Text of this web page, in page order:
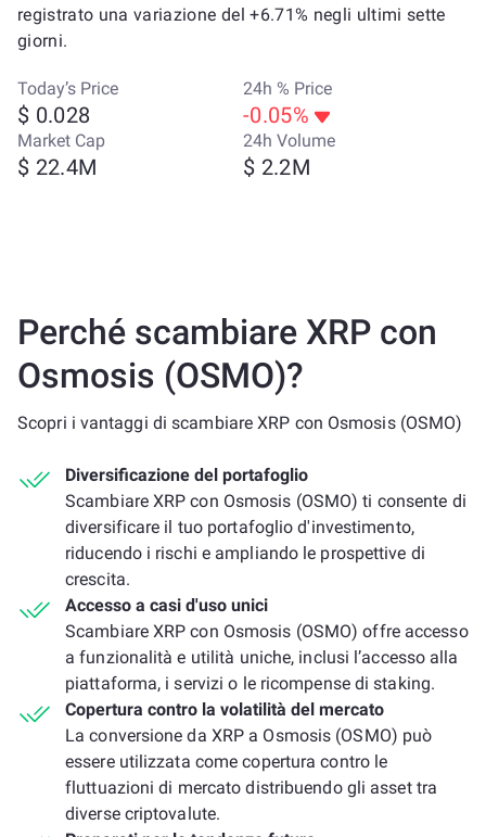
registrato una variazione del +6.71% negli ultimi sette
giorni.
Today’s Price
$ 0.028
24h % Price
-0.05%
Market Cap
$ 22.4M
24h Volume
$ 2.2M
Perché scambiare XRP con
Osmosis (OSMO)?
Scopri i vantaggi di scambiare XRP con Osmosis (OSMO)
Diversificazione del portafoglio
Scambiare XRP con Osmosis (OSMO) ti consente di
diversificare il tuo portafoglio d'investimento,
riducendo i rischi e ampliando le prospettive di
crescita.
Accesso a casi d'uso unici
Scambiare XRP con Osmosis (OSMO) offre accesso
a funzionalità e utilità uniche, inclusi l’accesso alla
piattaforma, i servizi o le ricompense di staking.
Copertura contro la volatilità del mercato
La conversione da XRP a Osmosis (OSMO) può
essere utilizzata come copertura contro le
fluttuazioni di mercato distribuendo gli asset tra
diverse criptovalute.